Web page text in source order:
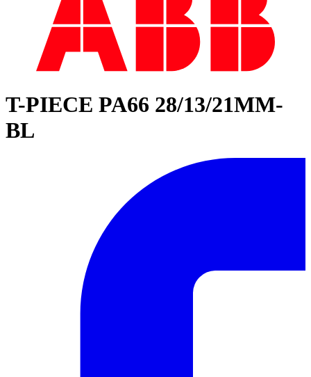
T-PIECE PA66 28/13/21MM-
BL